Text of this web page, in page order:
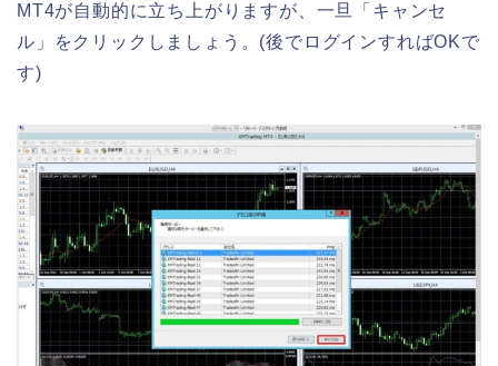
MT4が自動的に立ち上がりますが、一旦「キャンセ
ル」をクリックしましょう。(後でログインすればOKで
す)